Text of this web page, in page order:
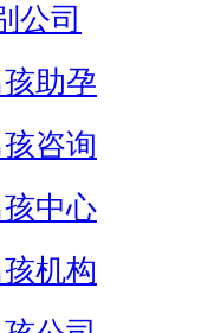
公司
助孕
咨询
中心
机构